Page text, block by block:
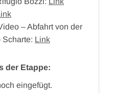
– Abfahrt von der
Scharte: Link
der Etappe:
eingefügt.